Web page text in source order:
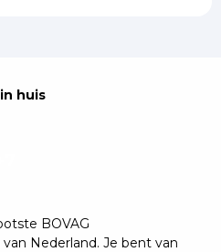
huis
BOVAG
Nederland. Je bent van